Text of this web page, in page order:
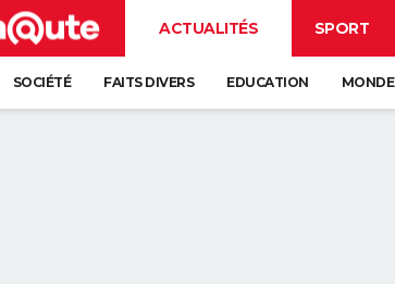
ACTUALITÉS SPORT
SOCIÉTÉ FAITS DIVERS EDUCATION MONDE